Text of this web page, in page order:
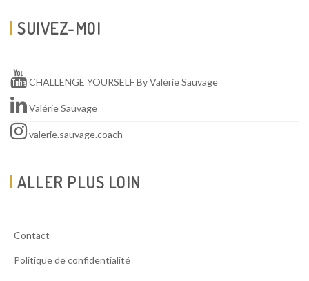
SUIVEZ-MOI
CHALLENGE YOURSELF By Valérie Sauvage
Valérie Sauvage
valerie.sauvage.coach
ALLER PLUS LOIN
Contact
Politique de confidentialité